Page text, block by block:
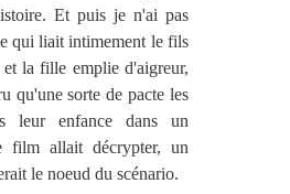
Et puis je n'ai pas
qui liait intimement le fils
la fille emplie d'aigreur,
qu'une sorte de pacte les
leur enfance dans un
film allait décrypter, un
le noeud du scénario.